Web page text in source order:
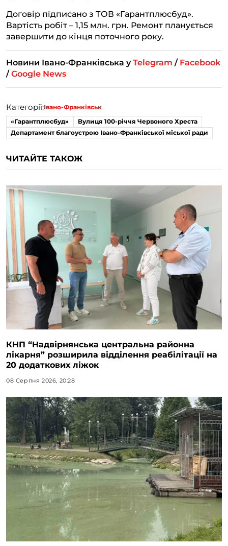
Договір підписано з ТОВ «Гарантплюсбуд».
Вартість робіт – 1,15 млн. грн. Ремонт планується
завершити до кінця поточного року.
Новини Івано-Франківська уTelegram / Facebook
/Google News
Категорії:Івано-Франківськ
«Гарантплюсбуд»
Вулиця 100-річчя Червоного Хреста
Департамент благоустрою Івано-Франківської міської ради
ЧИТАЙТЕ ТАКОЖ
КНП “Надвірнянська центральна районна
лікарня” розширила відділення реабілітації на
20 додаткових ліжок
08 Серпня 2026, 20:28